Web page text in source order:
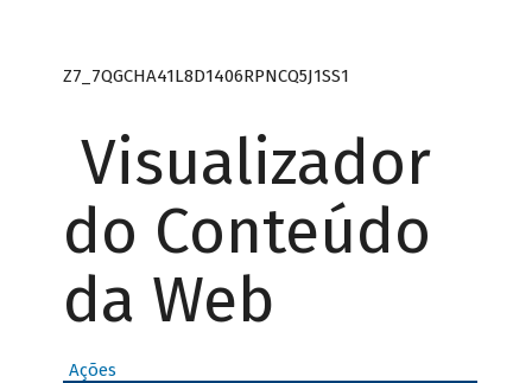
Z7_7QGCHA41L8D1406RPNCQ5J1SS1
Visualizador
do Conteúdo
da Web
Ações